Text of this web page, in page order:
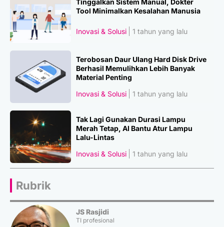
Tool Minimalkan Kesalahan Manusia
Inovasi & Solusi 1 tahun yang lalu
Terobosan Daur Ulang Hard Disk Drive
Berhasil Memulihkan Lebih Banyak
Material Penting
Inovasi & Solusi
1 tahun yang lalu
Tak Lagi Gunakan Durasi Lampu
Merah Tetap, AI Bantu Atur Lampu
Lalu-Lintas
Inovasi & Solusi
1 tahun yang lalu
Rubrik
JS Rasjidi
TI profesional